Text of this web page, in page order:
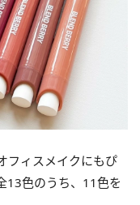
フィスメイクにもぴ
13色のうち、11色を